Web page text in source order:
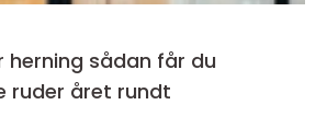
får du
ruder året rundt